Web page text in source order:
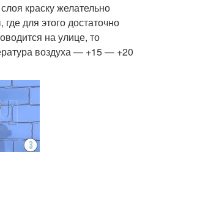
краску желательно
для этого достаточно
на улице, то
воздуха — +15 — +20